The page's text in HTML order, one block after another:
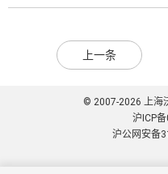
上一条
© 2007-2026 上海
沪ICP
沪公网安备